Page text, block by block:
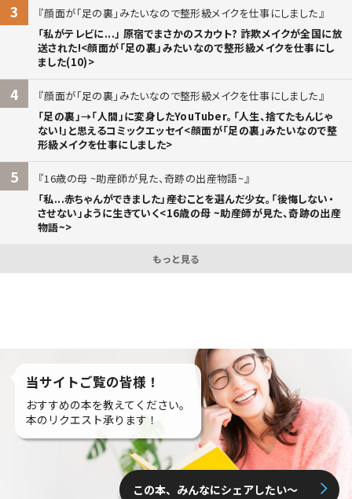
3
顔面が「足の裏」みたいなので整形級メイクを仕事にしました
「私がテレビに...」 原宿でまさかのスカウト? 詐欺メイクが全国に放
送された!<顔面が「足の裏」みたいなので整形級メイクを仕事にし
ました(10)>
4
顔面が「足の裏」みたいなので整形級メイクを仕事にしました
「足の裏」→「人間」に変身したYouTuber。「人生、捨てたもんじゃ
ない!」と思えるコミックエッセイ<顔面が「足の裏」みたいなので整
形級メイクを仕事にしました>
5
16歳の母 ~助産師が見た、奇跡の出産物語~
「私...赤ちゃんができました」――産むことを選んだ少女。「後悔しない・
させない」ように生きていく<16歳の母 ~助産師が見た、奇跡の出産
物語~>
もっと見る
当サイトご覧の皆様！
おすすめの本を教えてください。
本のリクエスト承ります！
この本、みんなにシェアしたい〜